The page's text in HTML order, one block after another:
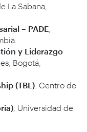
La Sabana,
– PADE
y Liderazgo
Bogotá,
(TBL) . Centro de
, Universidad de